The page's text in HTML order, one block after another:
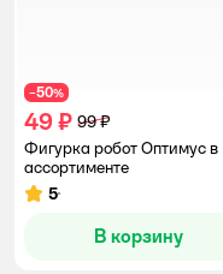
−50%
49 ₽ 99 ₽
Фигурка робот Оптимус в
ассортименте
Рейтинг:
5
В корзину